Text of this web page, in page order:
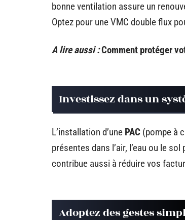
bonne ventilation assure un
Optez pour une VMC double flux
A lire aussi :Comment protéger
Investissez dans un
L’installation d’une PAC (pompe à
présentes dans l’air, l’eau ou le
contribue aussi à réduire vos
Adoptez des gestes